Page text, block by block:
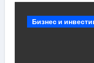
Бизнес и